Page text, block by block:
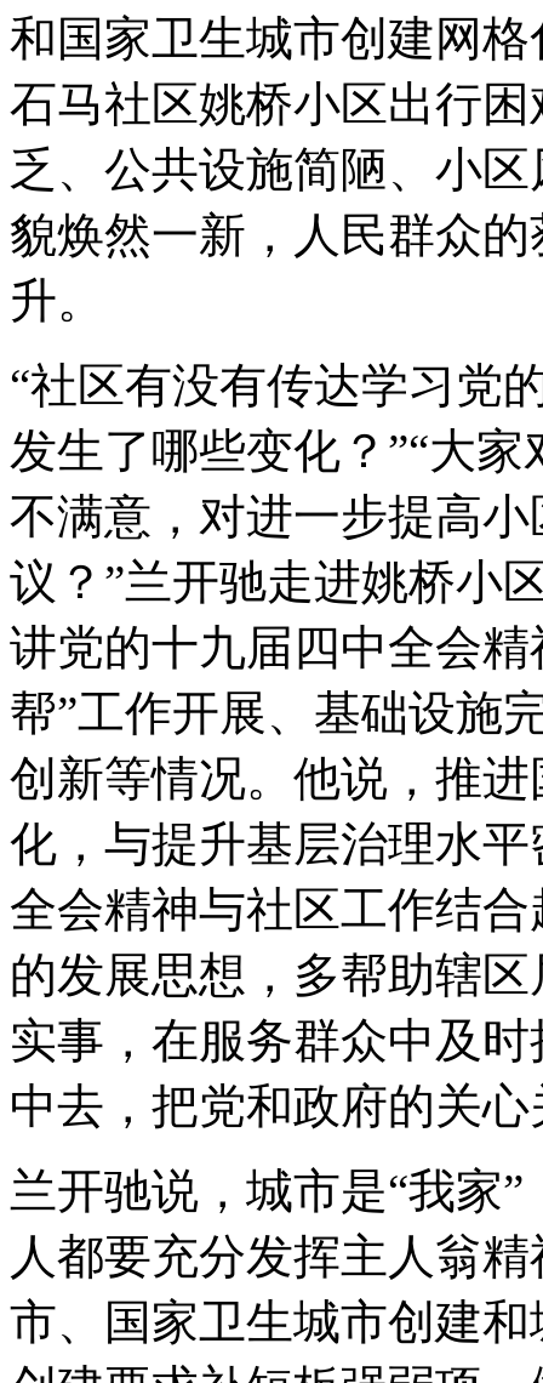
和国家卫生城市创建网
石马社区姚桥小区出行
乏、公共设施简陋、小
貌焕然一新，人民群众
升。
“社区有没有传达学习党
发生了哪些变化？”“大
不满意，对进一步提高
议？”兰开驰走进姚桥小
讲党的十九届四中全会
帮”工作开展、基础设施
创新等情况。他说，推
化，与提升基层治理水
全会精神与社区工作结
的发展思想，多帮助辖
实事，在服务群众中及
中去，把党和政府的关
兰开驰说，城市是“我家
人都要充分发挥主人翁
市、国家卫生城市创建